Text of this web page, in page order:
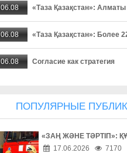
06.08 «Таза Қазақстан»:
06.08 «Таза Қазақстан»: Более
06.08 Согласие как стратегия
06.08 Безопасность начинается
ПОПУЛЯРНЫЕ
«ЗАҢ ЖӘНЕ ТӘРТІП»:
17.06.2026
7170